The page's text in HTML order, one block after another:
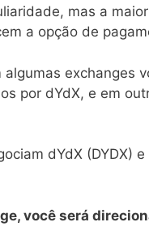
mas a
a opção de
exchanges
por dYdX, e em
dYdX (DYDX)
você será